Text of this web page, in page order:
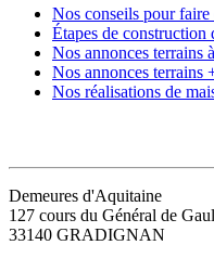
Nos conseils pour faire
Étapes de construction
Nos annonces terrains
Nos annonces terrains
Nos réalisations de
Demeures d'Aquitaine
127 cours du Général de
33140 GRADIGNAN